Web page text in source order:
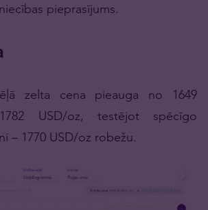
pieprasījums.
zelta cena pieauga no 1649
USD/oz, testējot spēcīgo
– 1770 USD/oz robežu.